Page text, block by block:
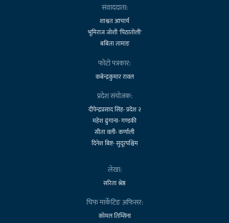
संवाददाता:
शाश्वत आचार्य
भूमिराज जोशी 'पिठातोली'
बबिता तामाङ
फोटो पत्रकार:
कबेन्द्रकुमार रावल
प्रदेश संयोजक:
दीपेन्द्रप्रसाद सिंह- प्रदेश २
महेश ढुंगाना- गण्डकी
सीता वली- कर्णाली
दिनेश बिष्ट- सुदूरपश्चिम
लेखा:
सरिता श्रेष्ठ
चिफ मार्केटिङ अफिसर:
कोमल तिम्सिना